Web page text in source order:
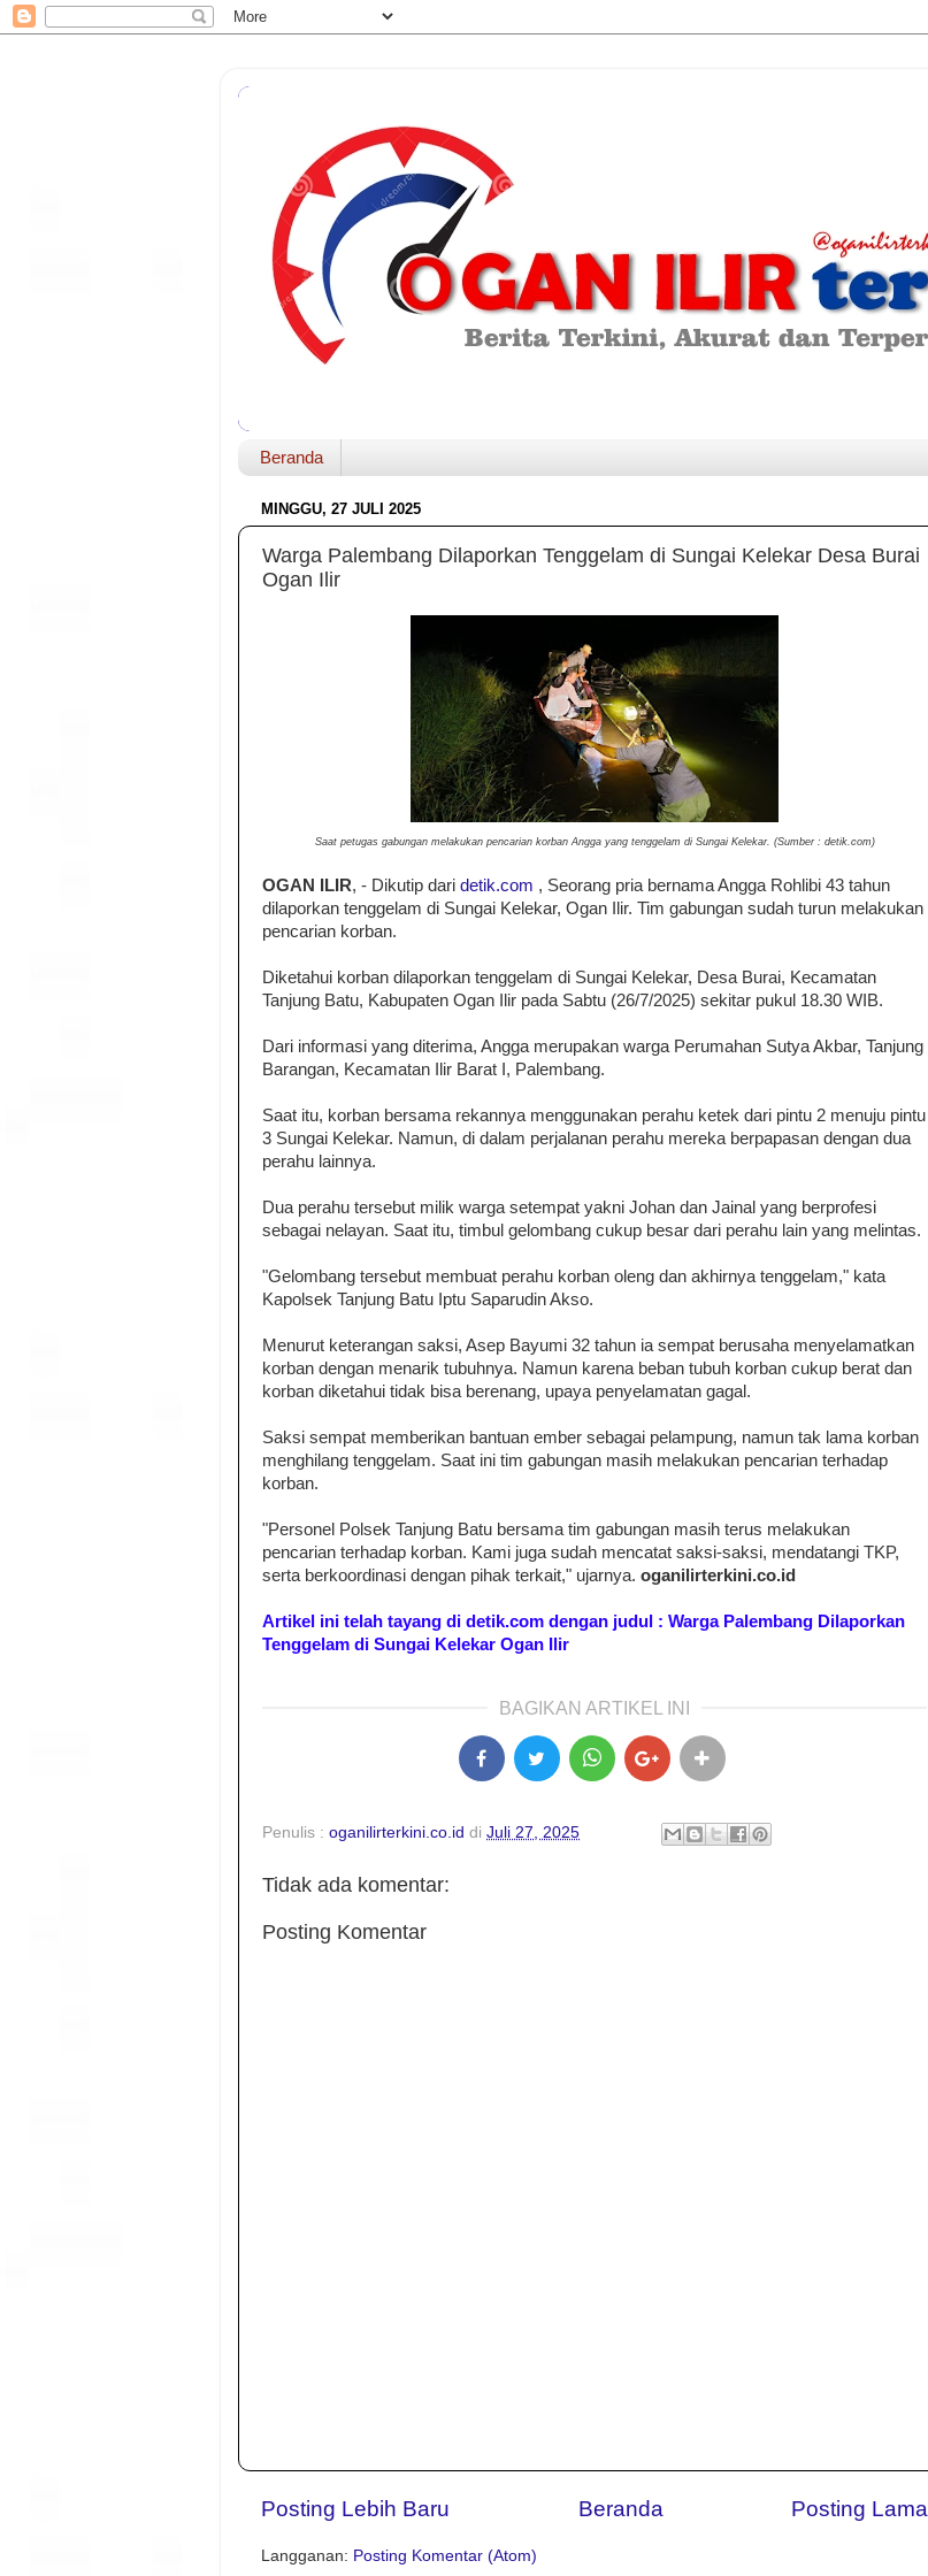
Beranda
MINGGU, 27 JULI 2025
Warga Palembang Dilaporkan Tenggelam di Sungai Kelekar Desa Burai
Ogan Ilir
Saat petugas gabungan melakukan pencarian korban Angga yang tenggelam di Sungai Kelekar. (Sumber : detik.com)
OGAN ILIR, - Dikutip dari detik.com , Seorang pria bernama Angga Rohlibi 43 tahun
dilaporkan tenggelam di Sungai Kelekar, Ogan Ilir. Tim gabungan sudah turun melakukan
pencarian korban.
Diketahui korban dilaporkan tenggelam di Sungai Kelekar, Desa Burai, Kecamatan
Tanjung Batu, Kabupaten Ogan Ilir pada Sabtu (26/7/2025) sekitar pukul 18.30 WIB.
Dari informasi yang diterima, Angga merupakan warga Perumahan Sutya Akbar, Tanjung
Barangan, Kecamatan Ilir Barat I, Palembang.
Saat itu, korban bersama rekannya menggunakan perahu ketek dari pintu 2 menuju pintu
3 Sungai Kelekar. Namun, di dalam perjalanan perahu mereka berpapasan dengan dua
perahu lainnya.
Dua perahu tersebut milik warga setempat yakni Johan dan Jainal yang berprofesi
sebagai nelayan. Saat itu, timbul gelombang cukup besar dari perahu lain yang melintas.
"Gelombang tersebut membuat perahu korban oleng dan akhirnya tenggelam," kata
Kapolsek Tanjung Batu Iptu Saparudin Akso.
Menurut keterangan saksi, Asep Bayumi 32 tahun ia sempat berusaha menyelamatkan
korban dengan menarik tubuhnya. Namun karena beban tubuh korban cukup berat dan
korban diketahui tidak bisa berenang, upaya penyelamatan gagal.
Saksi sempat memberikan bantuan ember sebagai pelampung, namun tak lama korban
menghilang tenggelam. Saat ini tim gabungan masih melakukan pencarian terhadap
korban.
"Personel Polsek Tanjung Batu bersama tim gabungan masih terus melakukan
pencarian terhadap korban. Kami juga sudah mencatat saksi-saksi, mendatangi TKP,
serta berkoordinasi dengan pihak terkait," ujarnya. oganilirterkini.co.id
Artikel ini telah tayang di detik.com dengan judul : Warga Palembang Dilaporkan
Tenggelam di Sungai Kelekar Ogan Ilir
BAGIKAN ARTIKEL INI
Penulis : oganilirterkini.co.id di Juli 27, 2025
Tidak ada komentar:
Posting Komentar
Posting Lebih Baru Posting Lama
Beranda
Langganan: Posting Komentar (Atom)